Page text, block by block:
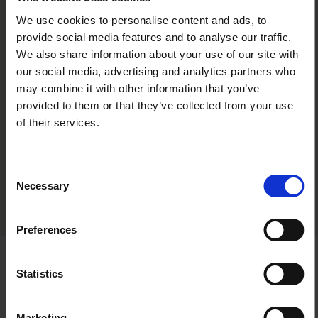
We use cookies to personalise content and ads, to
provide social media features and to analyse our traffic.
We also share information about your use of our site with
our social media, advertising and analytics partners who
may combine it with other information that you’ve
provided to them or that they’ve collected from your use
of their services.
Selection
Necessary
Preferences
Statistics
Wie läuft der